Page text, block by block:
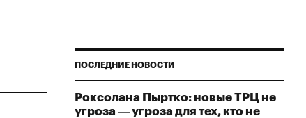
ПОСЛЕДНИЕ НОВОСТИ
Роксолана Пыртко: новые ТРЦ не
угроза — угроза для тех, кто не